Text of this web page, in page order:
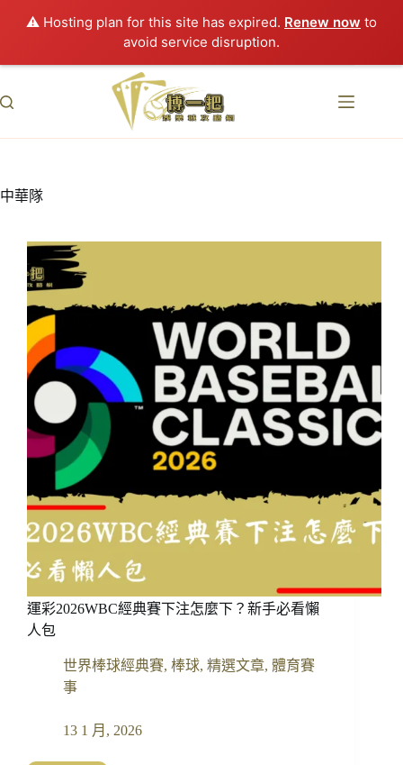
⚠️ Hosting plan for this site has expired. Renew now to
avoid service disruption.
至
要
中華隊
運彩2026WBC經典賽下注怎麼下？新手必看懶
人包
世界棒球經典賽, 棒球, 精選文章, 體育賽
事
13 1 月, 2026